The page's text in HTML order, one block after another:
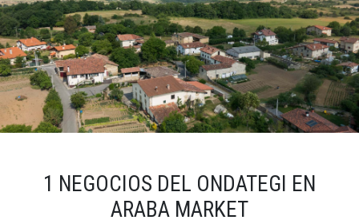
1 NEGOCIOS DEL ONDATEGI EN
ARABA MARKET